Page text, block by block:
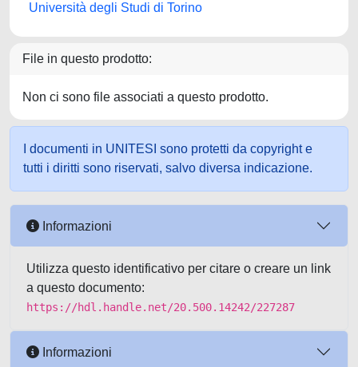
Università degli Studi di Torino
File in questo prodotto:
Non ci sono file associati a questo prodotto.
I documenti in UNITESI sono protetti da copyright e
tutti i diritti sono riservati, salvo diversa indicazione.
Informazioni
Utilizza questo identificativo per citare o creare un link
a questo documento:
https://hdl.handle.net/20.500.14242/227287
Informazioni